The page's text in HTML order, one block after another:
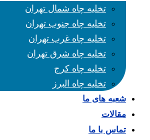
تخلیه چاه شمال تهران
تخلیه چاه جنوب تهران
تخلیه چاه غرب تهران
تخلیه چاه شرق تهران
تخلیه چاه کرج
تخلیه چاه البرز
شعبه های ما
مقالات
تماس با ما